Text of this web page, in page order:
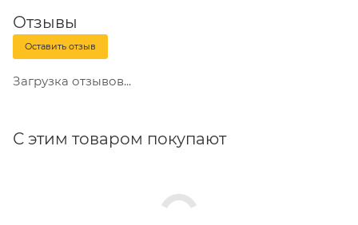
Отзывы
Оставить отзыв
Загрузка отзывов...
С этим товаром покупают